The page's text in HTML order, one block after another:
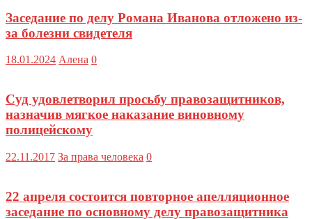
Заседание по делу Романа Иванова отложено из-
за болезни свидетеля
18.01.2024 Алена 0
Суд удовлетворил просьбу правозащитников,
назначив мягкое наказание виновному
полицейскому
22.11.2017 За права человека 0
22 апреля состоится повторное апелляционное
заседание по основному делу правозащитника